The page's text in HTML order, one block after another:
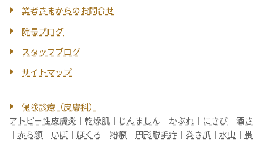
業者さまからのお問合せ
院長ブログ
スタッフブログ
サイトマップ
保険診療（皮膚科）
アトピー性皮膚炎
乾燥肌 じんましん かぶれ にきび
酒さ
赤ら顔 いぼ ほくろ 粉瘤 円形脱毛症 巻き爪 水虫
帯